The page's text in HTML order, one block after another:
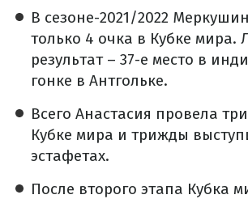
В сезоне-2021/2022
только 4 очка в Кубке мира.
результат – 37-е место в
гонке в Антгольке.
Всего Анастасия провела
Кубке мира и трижды
эстафетах.
После второго этапа Кубка